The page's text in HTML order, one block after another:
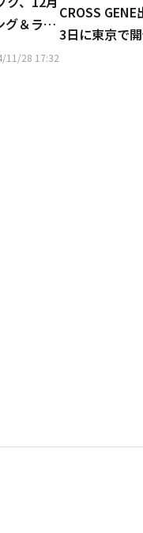
グ＆ライ
11/28 17:32
CROSS
3日に東京で
ーリー朗読